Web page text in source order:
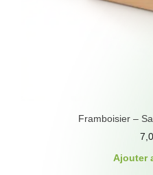
Framboisier –
Ajouter